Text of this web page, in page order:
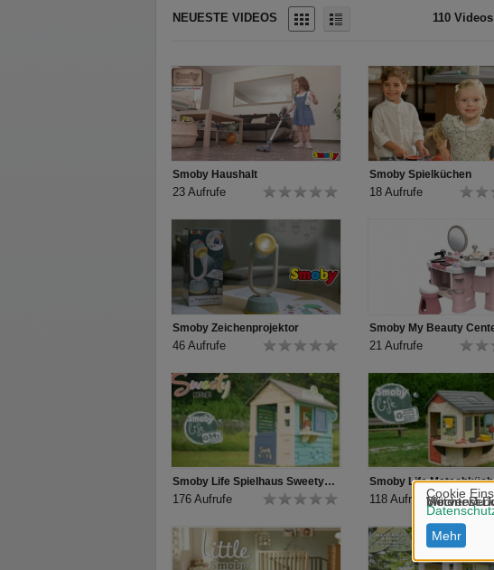
Produktmaße (LxBxH): 21 x 16,5 x 26 cm.
NEUESTE VIDEOS 110 Videos
Smoby Haushalt
23 Aufrufe
Smoby Spielküchen
18 Aufrufe
Smoby Zeichenprojektor
46 Aufrufe 21 Aufrufe
Smoby Life Spielhaus Sweety Corner
176 Aufrufe 118 Aufrufe